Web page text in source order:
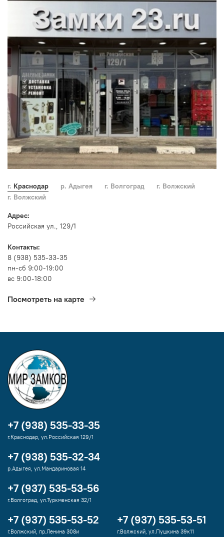
г. Краснодар р. Адыгея г. Волгоград
г. Волжский
г. Волжский
Адрес:
Российская ул., 129/1
Контакты:
8 (938) 535-33-35
пн-сб 9:00-19:00
вс 9:00-18:00
Посмотреть на карте
+7 (938) 535-33-35
г.Краснодар, ул.Российская 129/1
+7 (938) 535-32-34
р.Адыгея, ул.Мандариновая 14
+7 (937) 535-53-56
г.Волгоград, ул.Туркменская 32/1
+7 (937) 535-53-52
г.Волжский, пр.Ленина 308и
+7 (937) 535-53-51
г.Волжский, ул.Пушкина 39к11